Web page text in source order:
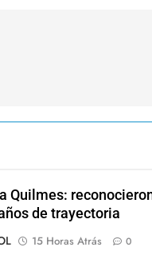
Quilmes:
de trayectoria
15 Horas Atrás 0